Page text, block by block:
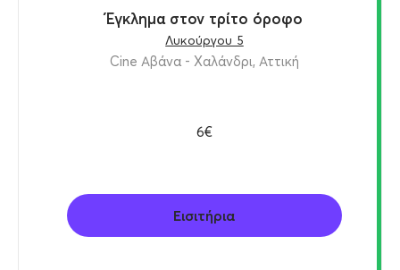
Έγκλημα στον τρίτο όροφο
Λυκούργου 5
Cine Αβάνα - Χαλάνδρι, Αττική
6€
Εισιτήρια